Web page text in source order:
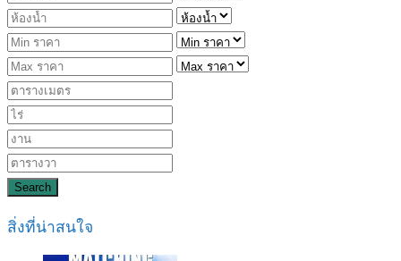
Search
สิ่งที่น่าสนใจ